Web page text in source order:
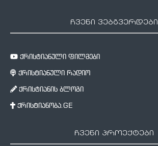
ჩვენი ვებგვერდები
ქრისტიანული ფილმები
ქრისტიანული რადიო
ქრისტიანის ბლოგი
ქრისტიანობა.GE
ჩვენი პროექტები